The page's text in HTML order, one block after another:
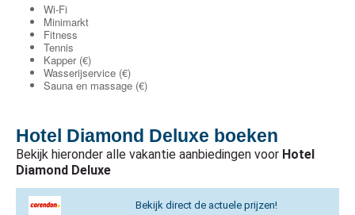
Wi-Fi
Minimarkt
Fitness
Tennis
Kapper (€)
Wasserijservice (€)
Sauna en massage (€)
Hotel Diamond Deluxe boeken
Bekijk hieronder alle vakantie aanbiedingen voor Hotel
Diamond Deluxe
Bekijk direct de actuele prijzen!